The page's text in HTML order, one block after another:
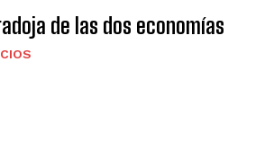
de las dos economías